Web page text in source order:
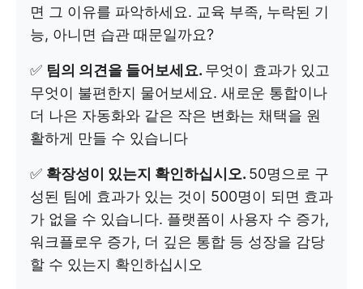
면 그 이유를 파악하세요. 교육 부족, 누락된 기
능, 아니면 습관 때문일까요?
✅ 팀의 의견을 들어보세요. 무엇이 효과가 있고
무엇이 불편한지 물어보세요. 새로운 통합이나
더 나은 자동화와 같은 작은 변화는 채택을 원
활하게 만들 수 있습니다
✅ 확장성이 있는지 확인하십시오. 50명으로 구
성된 팀에 효과가 있는 것이 500명이 되면 효과
가 없을 수 있습니다. 플랫폼이 사용자 수 증가,
워크플로우 증가, 더 깊은 통합 등 성장을 감당
할 수 있는지 확인하십시오